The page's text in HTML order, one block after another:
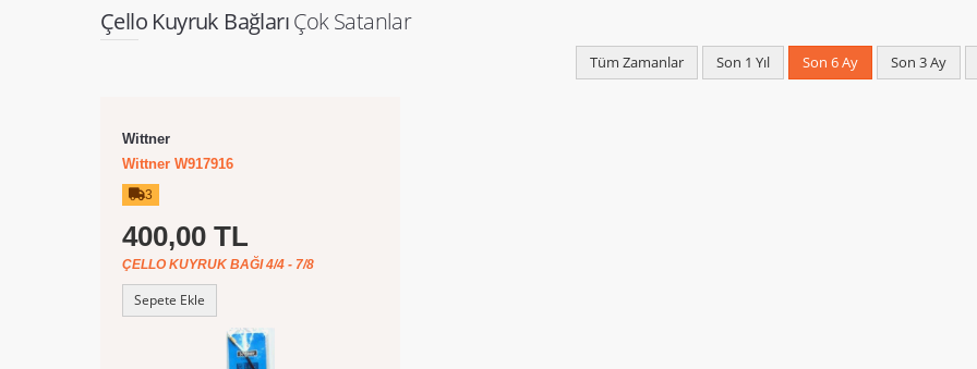
Çello Kuyruk BağlarıÇok Satanlar
Tüm Zamanlar Son 1 Yıl Son 6 Ay Son 3 Ay
Wittner
Wittner W917916
3
400,00 TL
ÇELLO KUYRUK BAĞI 4/4 - 7/8
Sepete Ekle